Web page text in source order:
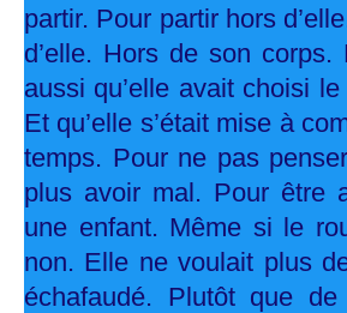
partir. Pour partir hors
d’elle. Hors de son
aussi qu’elle avait choisi
Et qu’elle s’était mise à
temps. Pour ne pas
plus avoir mal. Pour être
une enfant. Même si le
non. Elle ne voulait plus
échafaudé. Plutôt que